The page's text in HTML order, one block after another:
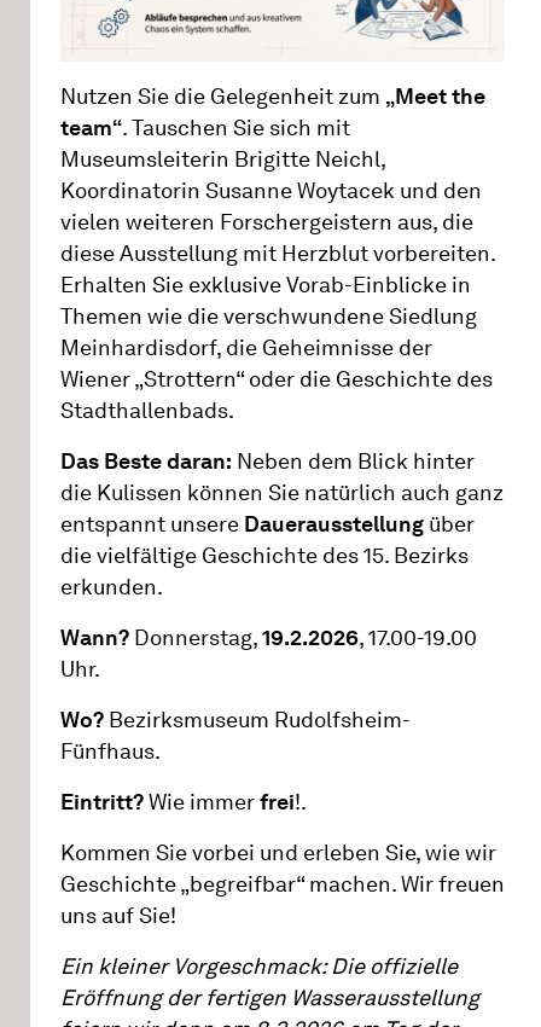
Nutzen Sie die Gelegenheit zum „Meet the
team“. Tauschen Sie sich mit
Museumsleiterin Brigitte Neichl,
Koordinatorin Susanne Woytacek und den
vielen weiteren Forschergeistern aus, die
diese Ausstellung mit Herzblut vorbereiten.
Erhalten Sie exklusive Vorab-Einblicke in
Themen wie die verschwundene Siedlung
Meinhardisdorf, die Geheimnisse der
Wiener „Strottern“ oder die Geschichte des
Stadthallenbads.
Das Beste daran: Neben dem Blick hinter
die Kulissen können Sie natürlich auch ganz
entspannt unsere Dauerausstellung über
die vielfältige Geschichte des 15. Bezirks
erkunden.
Wann? Donnerstag,19.2.2026, 17.00-19.00
Uhr.
Wo? Bezirksmuseum Rudolfsheim-
Fünfhaus.
Eintritt?Wie immerfrei!.
Kommen Sie vorbei und erleben Sie, wie wir
Geschichte „begreifbar“ machen. Wir freuen
uns auf Sie!
Ein kleiner Vorgeschmack: Die offizielle
Eröffnung der fertigen Wasserausstellung